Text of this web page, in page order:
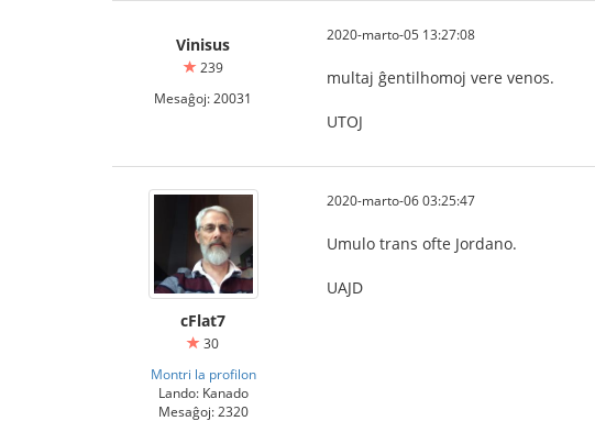
Vinisus
239
Mesaĝoj: 20031
2020-marto-05 13:27:08
multaj ĝentilhomoj vere venos.
UTOJ
cFlat7
30
Montri la profilon
Lando: Kanado
Mesaĝoj: 2320
2020-marto-06 03:25:47
Umulo trans ofte Jordano.
UAJD